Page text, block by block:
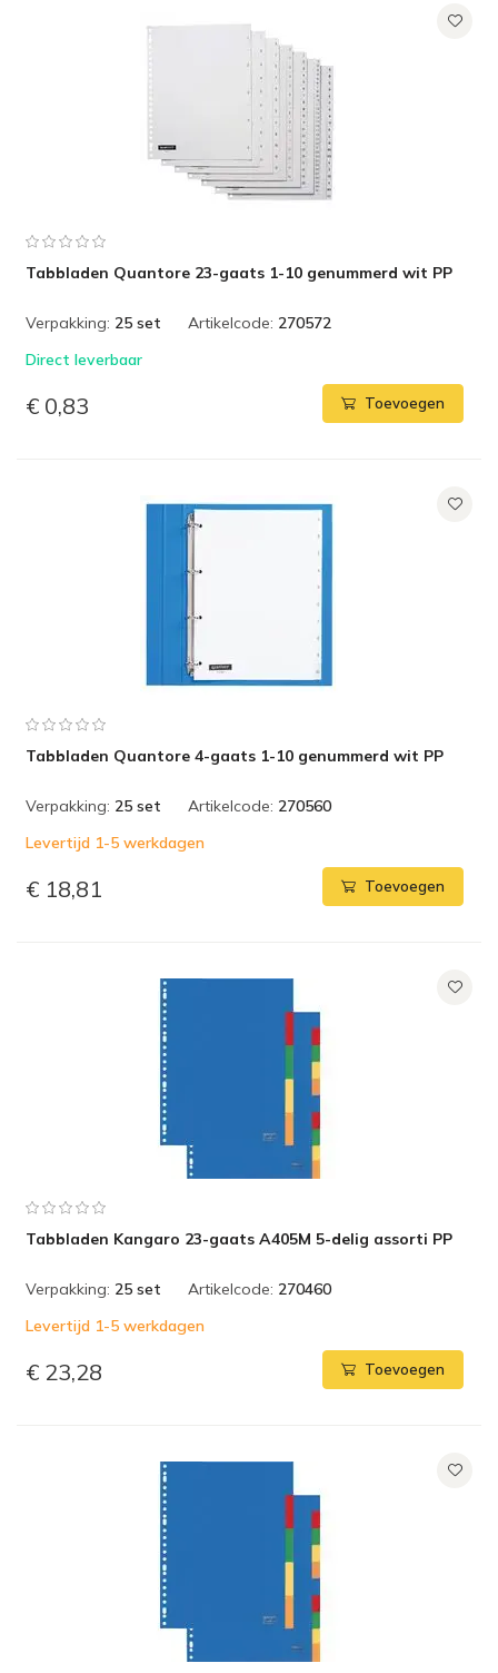
Tabbladen Quantore 23-gaats 1-10 genummerd wit PP
Verpakking: 25 set Artikelcode: 270572
Direct leverbaar
€ 0,83 Toevoegen
Tabbladen Quantore 4-gaats 1-10 genummerd wit PP
Verpakking: 25 set Artikelcode: 270560
Levertijd 1-5 werkdagen
€ 18,81 Toevoegen
Tabbladen Kangaro 23-gaats A405M 5-delig assorti PP
Verpakking: 25 set Artikelcode: 270460
Levertijd 1-5 werkdagen
€ 23,28 Toevoegen